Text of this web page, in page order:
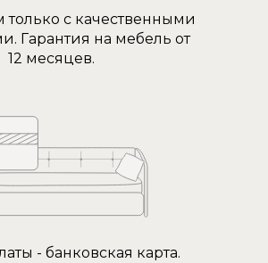
только с качественными
Гарантия на мебель от
12 месяцев.
- банковская карта.